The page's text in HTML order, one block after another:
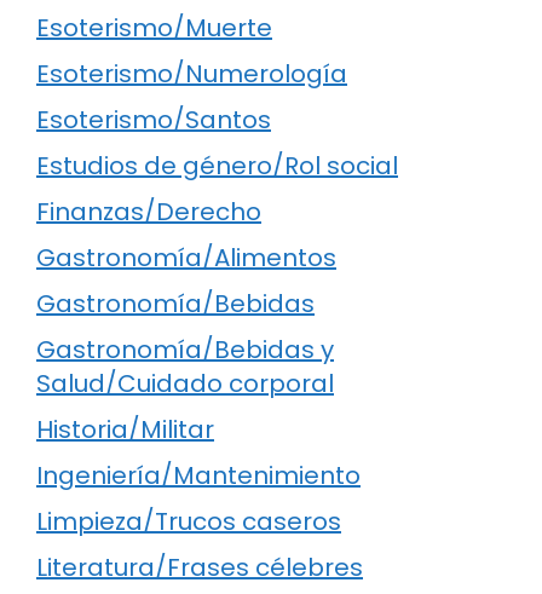
Esoterismo/Muerte
Esoterismo/Numerología
Esoterismo/Santos
Estudios de género/Rol social
Finanzas/Derecho
Gastronomía/Alimentos
Gastronomía/Bebidas
Gastronomía/Bebidas y
Salud/Cuidado corporal
Historia/Militar
Ingeniería/Mantenimiento
Limpieza/Trucos caseros
Literatura/Frases célebres